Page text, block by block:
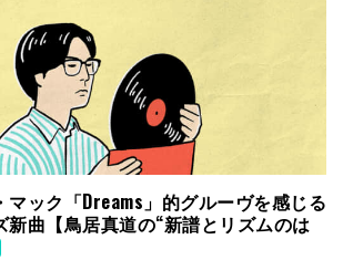
マック「Dreams」的グルーヴを感じる
曲【鳥居真道の“新譜とリズムのは